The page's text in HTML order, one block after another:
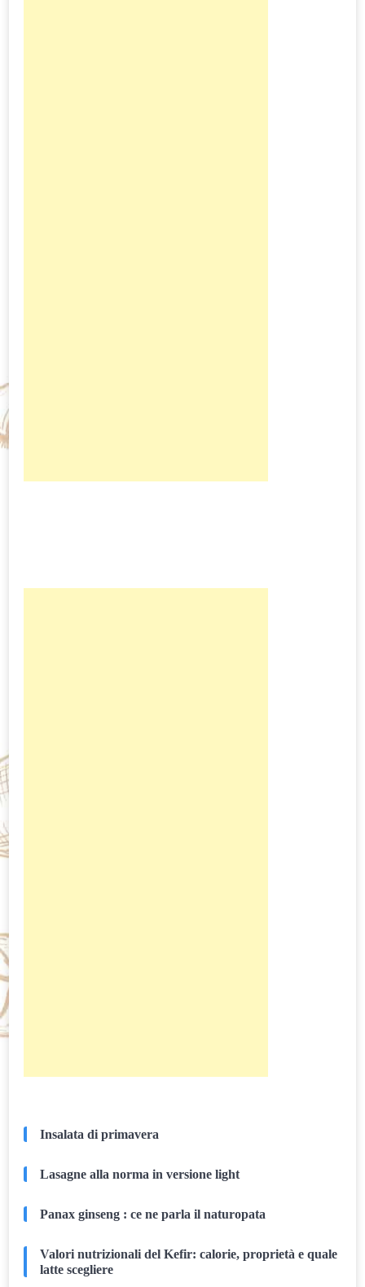
Insalata di primavera
Lasagne alla norma in versione light
Panax ginseng : ce ne parla il naturopata
Valori nutrizionali del Kefir: calorie, proprietà e quale
latte scegliere